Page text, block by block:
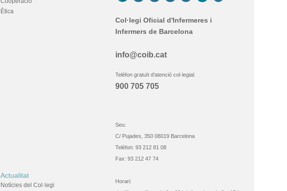
Ètica
Actualitat
Notícies del Col·legi
Col·legi Oficial d'Infermeres i
Infermers de Barcelona
info@coib.cat
Telèfon gratuït d'atenció col·legial:
900 705 705
Seu:
C/ Pujades, 350 08019 Barcelona
Telèfon: 93 212 81 08
Fax: 93 212 47 74
Horari: